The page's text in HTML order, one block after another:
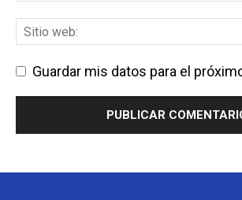
Guardar mis datos para el